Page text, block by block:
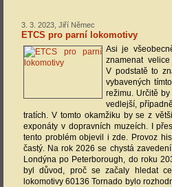
3. 3. 2023, Jiří Němec
ETCS pro parní lokomotivy
Asi je
znamenat
V podstatě to
vybavených
režimu. Určitě
vedlejší,
tratích. V tomto okamžiku by se z
exponáty v dopravních muzeích. I
tento problém objevil i zde. Provoz
častý. Na rok 2026 se chystá
Londýna po Peterborough, do roku
byl důvod, proč se začaly hledat
lokomotivy 60136 Tornado bylo